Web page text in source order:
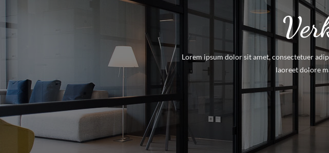
Lorem ipsum dolor sit amet, consectetuer
laoreet dolore